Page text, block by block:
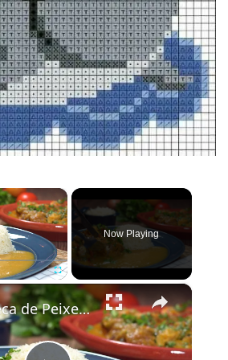
×
Fullscreen
Now Playing
×
Moqueca de Peixe com Leite de Coco e Camarão